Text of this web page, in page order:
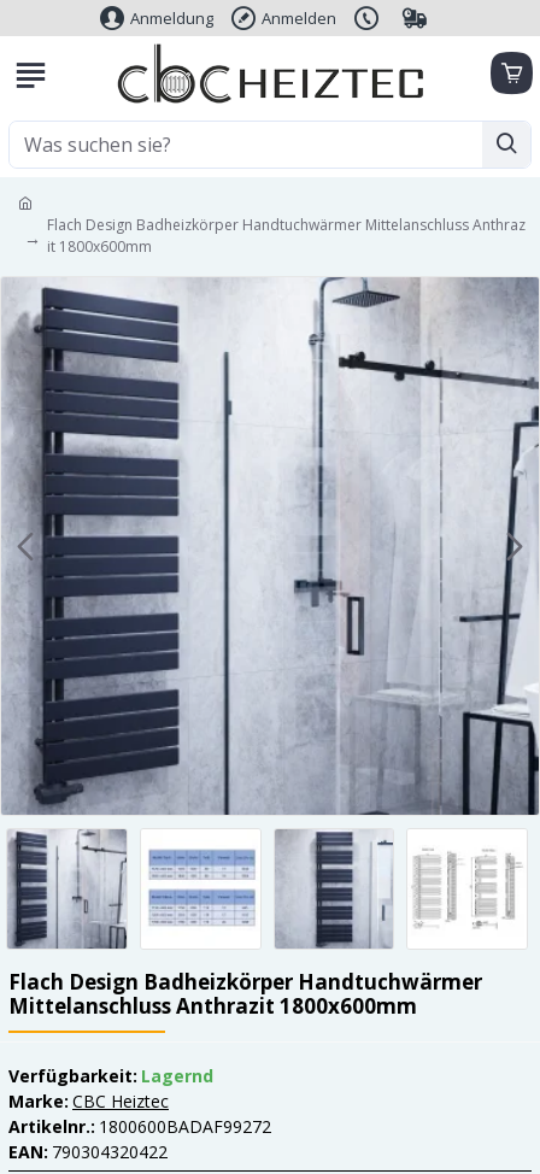
Anmeldung Anmelden
Flach Design Badheizkörper Handtuchwärmer Mittelanschluss Anthraz
it 1800x600mm
Flach Design Badheizkörper Handtuchwärmer
Mittelanschluss Anthrazit 1800x600mm
Verfügbarkeit: Lagernd
Marke: CBC Heiztec
Artikelnr.: 1800600BADAF99272
EAN: 790304320422